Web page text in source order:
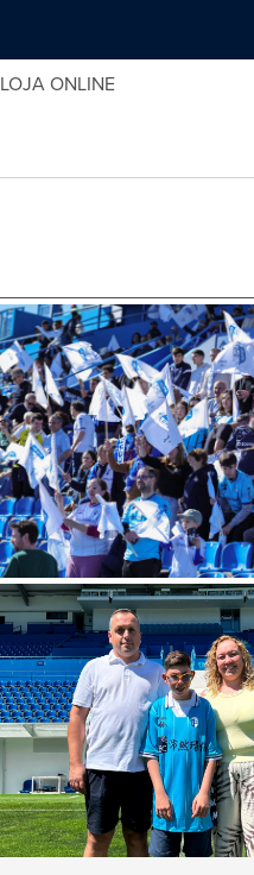
LOJA ONLINE